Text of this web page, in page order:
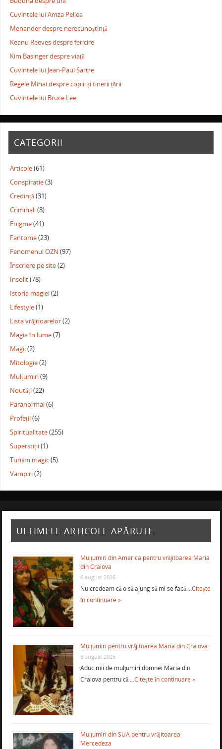
Cuvintele lui Amza Pellea
Menander despre nerecunoştinţă
Keanu Reeves despre fericire
Kim Basinger despre viaţă
Cuvintele lui Jean-Paul Sartre
Regele Mihai despre copiii și tinerii țării
Cuvintele lui Bruce Lee
CATEGORII
Articole(61)
Conspiratie(3)
Credință(31)
Criminali(8)
Enigme(41)
Fantome(23)
Fenomenul OZN (97)
Înscriere pe site(2)
Insolit(78)
Istoria magiei(2)
Lifestyle(1)
Lista vrăjitoarelor(2)
Magia în lume(7)
Magii(2)
Mitologie(2)
Mulțumiri(9)
Noutăți(22)
Paranormal(6)
Profeții(6)
Spiritualitate(255)
Superstiții(1)
Turism magic(5)
Vampiri(2)
ULTIMELE ARTICOLE APĂRUTE
Mulţumiri din America pentru vrăjitoarea Maria
din Craiova
6 august 2026
Nu credeam că o să ajung să mi se facă …Citește
în continuare »
Mulţumiri pentru vrăjitoarea Maria din Craiova
5 august 2026
Aduc mii de mulţumiri domnei Maria din
Craiova pentru că …Citește în continuare »
Mulţumiri din SUA pentru vrăjitoarea
Mercedeza